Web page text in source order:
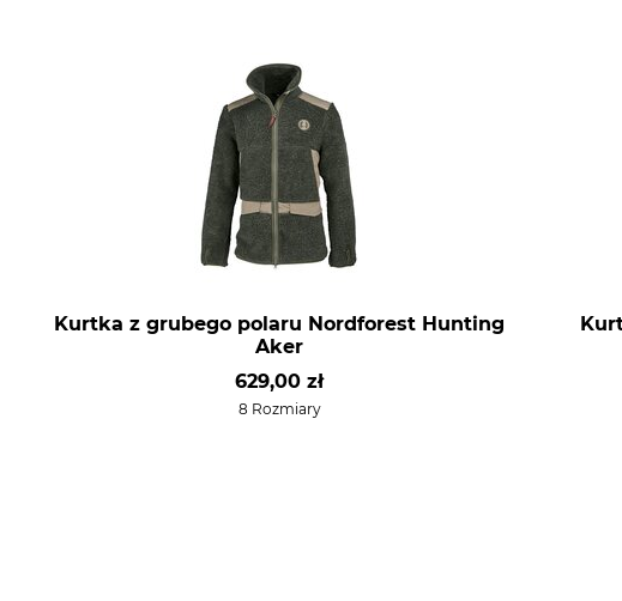
Kurtka z grubego polaru Nordforest Hunting
Aker
629,00 zł
8 Rozmiary